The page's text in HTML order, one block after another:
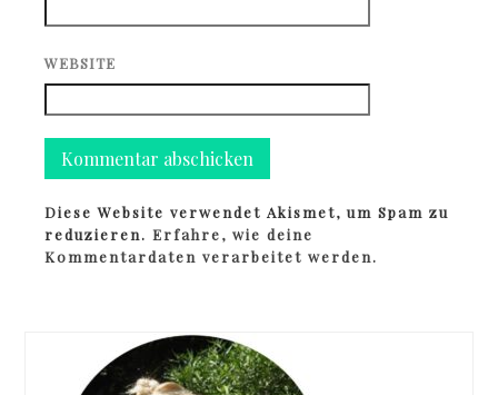
WEBSITE
Diese Website verwendet Akismet, um Spam zu
reduzieren.Erfahre, wie deine
Kommentardaten verarbeitet werden.